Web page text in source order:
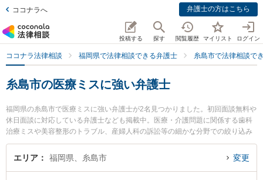
ココナラへ 弁護士の方はこちら
投稿する 探す 閲覧履歴 マイリスト ログイン
ココナラ法律相談 福岡県で法律相談できる弁護士 糸島市で法律相談で
糸島市の医療ミスに強い弁護士
福岡県の糸島市で医療ミスに強い弁護士が2名見つかりました。初回面談無料や
休日面談に対応している弁護士なども掲載中。医療・介護問題に関係する歯科
治療ミスや美容整形のトラブル、産婦人科の訴訟等の細かな分野での絞り込み
検索もでき便利です。特に福岡ひかり法律事務所の河野 雄輝弁護士や福岡ひか
り法律事務所の小玉 可南子弁護士のプロフィール情報や弁護士費用、強みなど
エリア 福岡県、糸島市 変更